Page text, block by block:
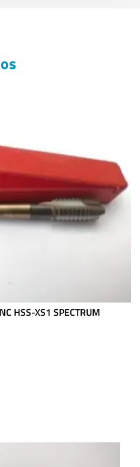
HSS-XS1 SPECTRUM